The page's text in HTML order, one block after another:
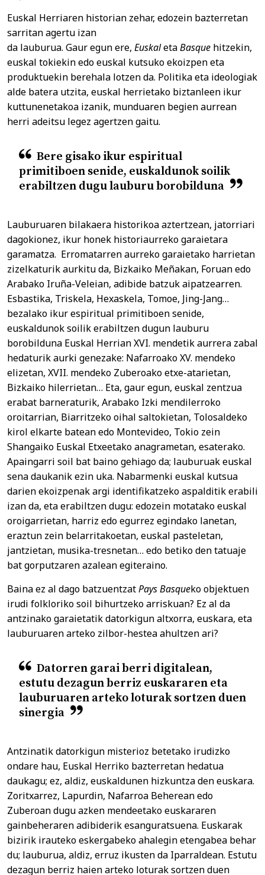
Euskal Herriaren historian zehar, edozein bazterretan
sarritan agertu izan
da lauburua. Gaur egun ere, EuskaletaBasque hitzekin,
euskal tokiekin edo euskal kutsuko ekoizpen eta
produktuekin berehala lotzen da. Politika eta ideologiak
alde batera utzita, euskal herrietako biztanleen ikur
kuttunenetakoa izanik, munduaren begien aurrean
herri adeitsu legez agertzen gaitu.
Bere gisako ikur espiritual
primitiboen senide, euskaldunok soilik
erabiltzen dugu lauburu borobilduna
Lauburuaren bilakaera historikoa aztertzean, jatorriari
dagokionez, ikur honek historiaurreko garaietara
garamatza. Erromatarren aurreko garaietako harrietan
zizelkaturik aurkitu da, Bizkaiko Meñakan, Foruan edo
Arabako Iruña-Veleian, adibide batzuk aipatzearren.
Esbastika, Triskela, Hexaskela, Tomoe, Jing-Jang…
bezalako ikur espiritual primitiboen senide,
euskaldunok soilik erabiltzen dugun lauburu
borobilduna Euskal Herrian XVI. mendetik aurrera zabal
hedaturik aurki genezake: Nafarroako XV. mendeko
elizetan, XVII. mendeko Zuberoako etxe-atarietan,
Bizkaiko hilerrietan… Eta, gaur egun, euskal zentzua
erabat barneraturik, Arabako Izki mendilerroko
oroitarrian, Biarritzeko oihal saltokietan, Tolosaldeko
kirol elkarte batean edo Montevideo, Tokio zein
Shangaiko Euskal Etxeetako anagrametan, esaterako.
Apaingarri soil bat baino gehiago da; lauburuak euskal
sena daukanik ezin uka. Nabarmenki euskal kutsua
darien ekoizpenak argi identifikatzeko aspalditik erabili
izan da, eta erabiltzen dugu: edozein motatako euskal
oroigarrietan, harriz edo egurrez egindako lanetan,
eraztun zein belarritakoetan, euskal pasteletan,
jantzietan, musika-tresnetan… edo betiko den tatuaje
bat gorputzaren azalean egiteraino.
Baina ez al dago batzuentzatPays Basqueko objektuen
irudi folkloriko soil bihurtzeko arriskuan? Ez al da
antzinako garaietatik datorkigun altxorra, euskara, eta
lauburuaren arteko zilbor-hestea ahultzen ari?
Datorren garai berri digitalean,
estutu dezagun berriz euskararen eta
lauburuaren arteko loturak sortzen duen
sinergia
Antzinatik datorkigun misterioz betetako irudizko
ondare hau, Euskal Herriko bazterretan hedatua
daukagu; ez, aldiz, euskaldunen hizkuntza den euskara.
Zoritxarrez, Lapurdin, Nafarroa Beherean edo
Zuberoan dugu azken mendeetako euskararen
gainbeheraren adibiderik esanguratsuena. Euskarak
bizirik irauteko eskergabeko ahalegin etengabea behar
du; lauburua, aldiz, erruz ikusten da Iparraldean. Estutu
dezagun berriz haien arteko loturak sortzen duen